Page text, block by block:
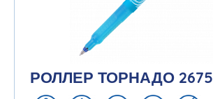
РОЛЛЕР ТОРНАДО 2675